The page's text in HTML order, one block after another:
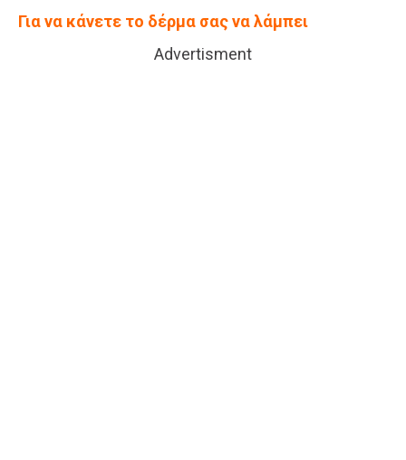
Για να κάνετε το δέρμα σας να λάμπει
Advertisment